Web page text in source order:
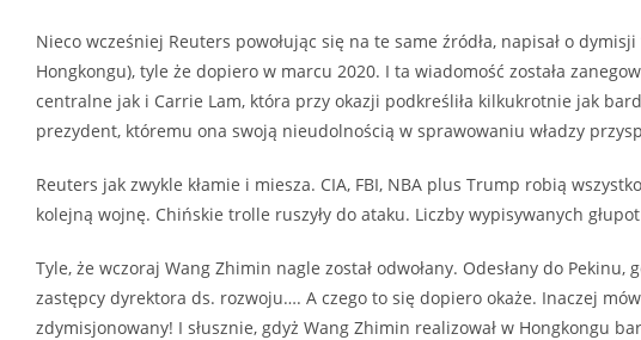
Nieco wcześniej Reuters powołując się na te same źródła, napisał o
Hongkongu), tyle że dopiero w marcu 2020. I ta wiadomość została
centralne jak i Carrie Lam, która przy okazji podkreśliła kilkukrotnie jak
prezydent, któremu ona swoją nieudolnością w sprawowaniu władzy
Reuters jak zwykle kłamie i miesza. CIA, FBI, NBA plus Trump robią
kolejną wojnę. Chińskie trolle ruszyły do ataku. Liczby wypisywanych
Tyle, że wczoraj Wang Zhimin nagle został odwołany. Odesłany do
zastępcy dyrektora ds. rozwoju…. A czego to się dopiero okaże. Inaczej
zdymisjonowany! I słusznie, gdyż Wang Zhimin realizował w Hongkongu